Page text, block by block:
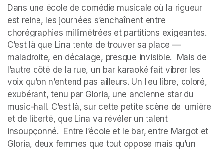
Dans une école de comédie musicale où la rigueur
est reine, les journées s’enchaînent entre
chorégraphies millimétrées et partitions exigeantes.
C’est là que Lina tente de trouver sa place —
maladroite, en décalage, presque invisible.  Mais de
l’autre côté de la rue, un bar karaoké fait vibrer les
voix qu’on n’entend pas ailleurs. Un lieu libre, coloré,
exubérant, tenu par Gloria, une ancienne star du
music-hall. C’est là, sur cette petite scène de lumière
et de liberté, que Lina va révéler un talent
insoupçonné.  Entre l’école et le bar, entre Margot et
Gloria, deux femmes que tout oppose mais qu’un